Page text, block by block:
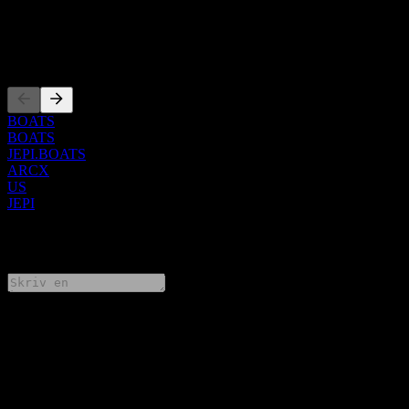
BOATS
BOATS
JEPI.BOATS
ARCX
US
JEPI